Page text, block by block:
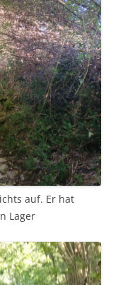
auf. Er hat
Lager